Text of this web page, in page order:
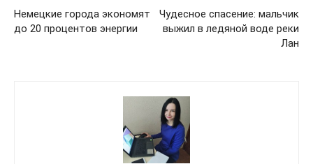
Немецкие города экономят
до 20 процентов энергии
Чудесное спасение: мальчик
выжил в ледяной воде реки
Лан